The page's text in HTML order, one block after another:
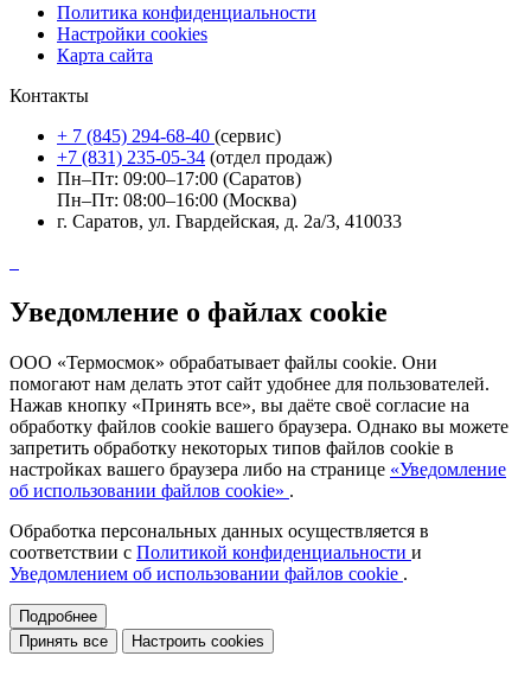
Политика конфиденциальности
Настройки cookies
Карта сайта
Контакты
+ 7 (845) 294-68-40 (сервис)
+7 (831) 235-05-34 (отдел продаж)
Пн–Пт: 09:00–17:00 (Саратов)
Пн–Пт: 08:00–16:00 (Москва)
г. Саратов, ул. Гвардейская, д. 2а/3, 410033
Уведомление о файлах cookie
ООО «Термосмок» обрабатывает файлы cookie. Они
помогают нам делать этот сайт удобнее для пользователей.
Нажав кнопку «Принять все», вы даёте своё согласие на
обработку файлов cookie вашего браузера. Однако вы можете
запретить обработку некоторых типов файлов cookie в
настройках вашего браузера либо на странице «Уведомление
об использовании файлов cookie» .
Обработка персональных данных осуществляется в
соответствии с Политикой конфиденциальности и
Уведомлением об использовании файлов cookie .
Подробнее
Принять все
Настроить cookies